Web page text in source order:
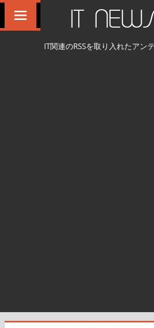
IT
IT関連のRSSを取り入れたアン